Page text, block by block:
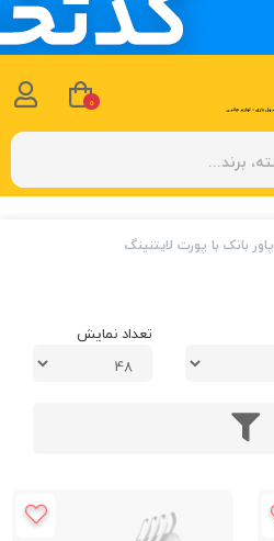
پاور بانک با پورت لایتنینگ
تعداد نمایش
0